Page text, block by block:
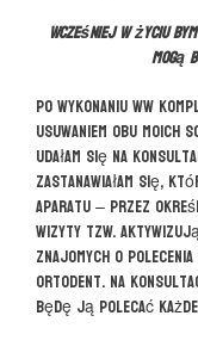
Wcześniej w życiu
mogą
Po wykonaniu ww
usuwaniem obu moich
udałam się na
zastanawiałam się,
aparatu – przez
wizyty tzw.
znajomych o
Ortodent. Na
będę ją polecać